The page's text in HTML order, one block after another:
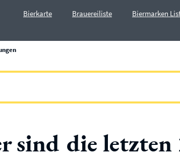
Bierkarte Brauereiliste Biermarken
sind die